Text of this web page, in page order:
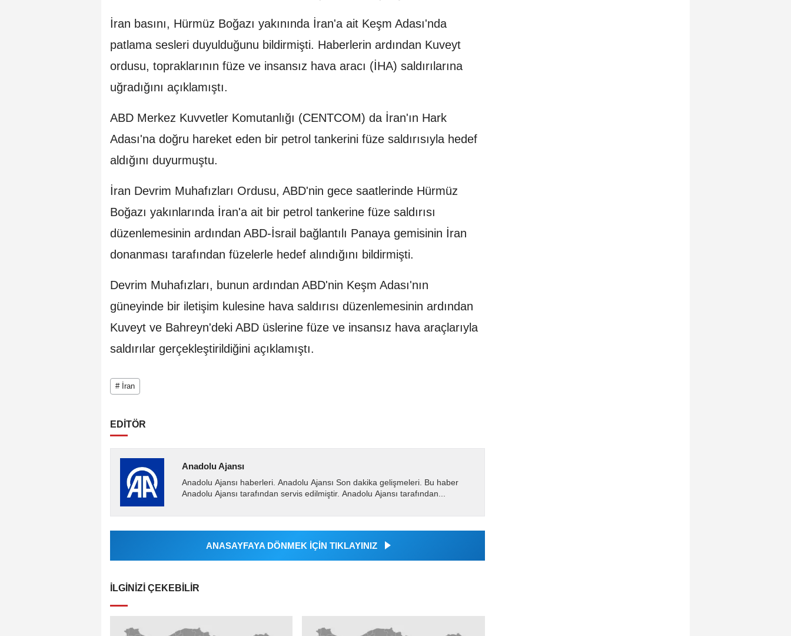
İran basını, Hürmüz Boğazı yakınında İran'a ait Keşm Adası'nda
patlama sesleri duyulduğunu bildirmişti. Haberlerin ardından Kuveyt
ordusu, topraklarının füze ve insansız hava aracı (İHA) saldırılarına
uğradığını açıklamıştı.
ABD Merkez Kuvvetler Komutanlığı (CENTCOM) da İran'ın Hark
Adası'na doğru hareket eden bir petrol tankerini füze saldırısıyla hedef
aldığını duyurmuştu.
İran Devrim Muhafızları Ordusu, ABD'nin gece saatlerinde Hürmüz
Boğazı yakınlarında İran'a ait bir petrol tankerine füze saldırısı
düzenlemesinin ardından ABD-İsrail bağlantılı Panaya gemisinin İran
donanması tarafından füzelerle hedef alındığını bildirmişti.
Devrim Muhafızları, bunun ardından ABD'nin Keşm Adası'nın
güneyinde bir iletişim kulesine hava saldırısı düzenlemesinin ardından
Kuveyt ve Bahreyn'deki ABD üslerine füze ve insansız hava araçlarıyla
saldırılar gerçekleştirildiğini açıklamıştı.
# İran
EDİTÖR
Anadolu Ajansı
Anadolu Ajansı haberleri. Anadolu Ajansı Son dakika gelişmeleri. Bu haber
Anadolu Ajansı tarafından servis edilmiştir. Anadolu Ajansı tarafından...
ANASAYFAYA DÖNMEK İÇİN TIKLAYINIZ
İLGINIZI ÇEKEBILIR